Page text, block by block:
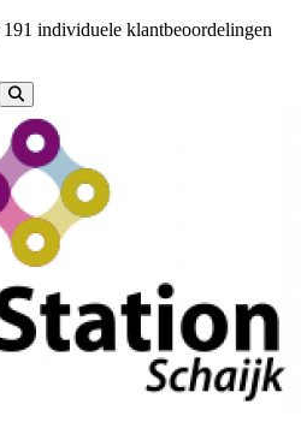
191 individuele klantbeoordelingen